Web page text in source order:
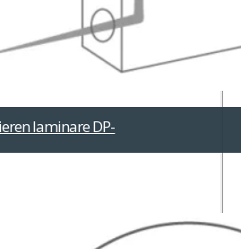
laminare DP-